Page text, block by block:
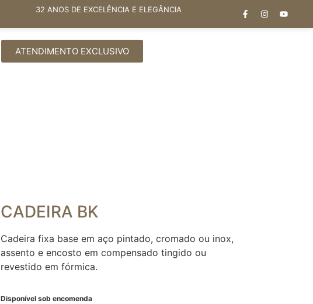
32 ANOS DE EXCELÊNCIA E ELEGÂNCIA
ATENDIMENTO EXCLUSIVO
CADEIRA BK
Cadeira fixa base em aço pintado, cromado ou inox,
assento e encosto em compensado tingido ou
revestido em fórmica.
Disponível sob encomenda